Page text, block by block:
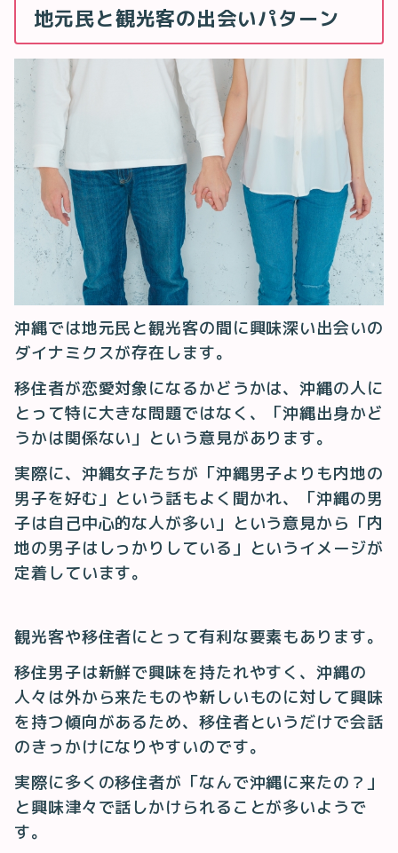
地元民と観光客の出会いパターン
沖縄では地元民と観光客の間に興味深い出会いの
ダイナミクスが存在します。
移住者が恋愛対象になるかどうかは、沖縄の人に
とって特に大きな問題ではなく、「沖縄出身かど
うかは関係ない」という意見があります。
実際に、沖縄女子たちが「沖縄男子よりも内地の
男子を好む」という話もよく聞かれ、「沖縄の男
子は自己中心的な人が多い」という意見から「内
地の男子はしっかりしている」というイメージが
定着しています。
観光客や移住者にとって有利な要素もあります。
移住男子は新鮮で興味を持たれやすく、沖縄の
人々は外から来たものや新しいものに対して興味
を持つ傾向があるため、移住者というだけで会話
のきっかけになりやすいのです。
実際に多くの移住者が「なんで沖縄に来たの？」
と興味津々で話しかけられることが多いようで
す。